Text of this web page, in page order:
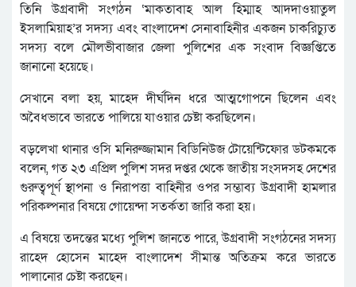
তিনি উগ্রবাদী সংগঠন ‘মাকতাবাহ আল হিম্মাহ আদদাওয়াতুল
ইসলামিয়াহ’র সদস্য এবং বাংলাদেশ সেনাবাহিনীর একজন চাকরিচ্যুত
সদস্য বলে মৌলভীবাজার জেলা পুলিশের এক সংবাদ বিজ্ঞপ্তিতে
জানানো হয়েছে।
সেখানে বলা হয়, মাহেদ দীর্ঘদিন ধরে আত্মগোপনে ছিলেন এবং
অবৈধভাবে ভারতে পালিয়ে যাওয়ার চেষ্টা করছিলেন।
বড়লেখা থানার ওসি মনিরুজ্জামান বিডিনিউজ টোয়েন্টিফোর ডটকমকে
বলেন, গত ২৩ এপ্রিল পুলিশ সদর দপ্তর থেকে জাতীয় সংসদসহ দেশের
গুরুত্বপূর্ণ স্থাপনা ও নিরাপত্তা বাহিনীর ওপর সম্ভাব্য উগ্রবাদী হামলার
পরিকল্পনার বিষয়ে গোয়েন্দা সতর্কতা জারি করা হয়।
এ বিষয়ে তদন্তের মধ্যে পুলিশ জানতে পারে, উগ্রবাদী সংগঠনের সদস্য
রাহেদ হোসেন মাহেদ বাংলাদেশ সীমান্ত অতিক্রম করে ভারতে
পালানোর চেষ্টা করছেন।